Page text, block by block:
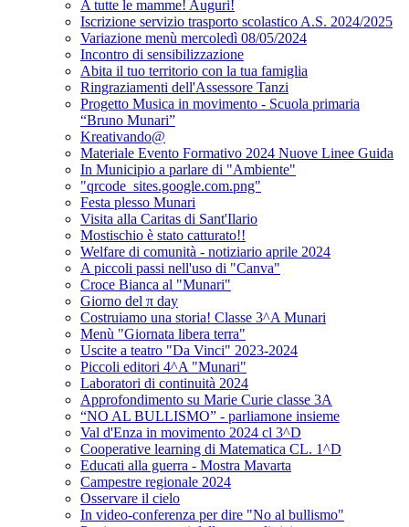
A tutte le mamme! Auguri!
Iscrizione servizio trasporto scolastico A.S. 2024/2025
Variazione menù mercoledì 08/05/2024
Incontro di sensibilizzazione
Abita il tuo territorio con la tua famiglia
Ringraziamenti dell'Assessore Tanzi
Progetto Musica in movimento - Scuola primaria
“Bruno Munari”
Kreativando@
Materiale Evento Formativo 2024 Nuove Linee Guida
In Municipio a parlare di "Ambiente"
"qrcode_sites.google.com.png"
Festa plesso Munari
Visita alla Caritas di Sant'Ilario
Mostischio è stato catturato!!
Welfare di comunità - notiziario aprile 2024
A piccoli passi nell'uso di "Canva"
Croce Bianca al "Munari"
Giorno del π day
Costruiamo una storia! Classe 3^A Munari
Menù "Giornata libera terra"
Uscite a teatro "Da Vinci" 2023-2024
Piccoli editori 4^A "Munari"
Laboratori di continuità 2024
Approfondimento su Marie Curie classe 3A
“NO AL BULLISMO” - parliamone insieme
Val d'Enza in movimento 2024 cl 3^D
Cooperative learning di Matematica CL. 1^D
Educati alla guerra - Mostra Mavarta
Campestre regionale 2024
Osservare il cielo
In video-conferenza per dire "No al bullismo"